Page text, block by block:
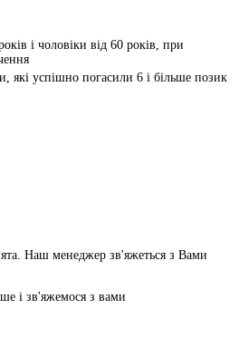
і чоловіки від 60 років, при
які успішно погасили 6 і більше позик
Наш менеджер зв'яжеться з Вами
і зв'яжемося з вами